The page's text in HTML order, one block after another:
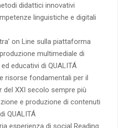
didattici innovativi
linguistiche e digitali
on Line sulla piattaforma
multimediale di
educativi di QUALITÁ
risorse fondamentali per il
XXI secolo sempre più
e produzione di contenuti
QUALITÁ
esperienza di social Reading